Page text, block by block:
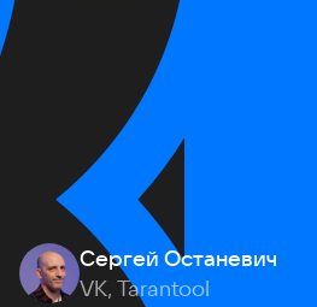
Сергей Останевич
VK, Tarantool